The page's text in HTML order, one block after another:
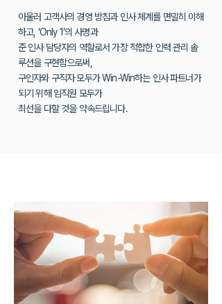
아울러 고객사의 경영 방침과 인사 체계를 면밀히 이해
하고, ‘Only 1’의 사명과
준 인사 담당자의 역할로서 가장 적합한 인력 관리 솔
루션을 구현함으로써,
구인자와 구직자 모두가 Win-Win하는 인사 파트너가
되기 위해 임직원 모두가
최선을 다할 것을 약속드립니다.